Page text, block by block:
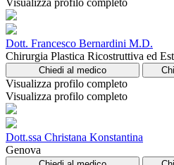
Visualizza profilo completo
Dott. Francesco Bernardini M.D.
Chirurgia Plastica Ricostruttiva ed
Chiedi al medico
Visualizza profilo completo
Visualizza profilo completo
Dott.ssa Christana Konstantina
Genova